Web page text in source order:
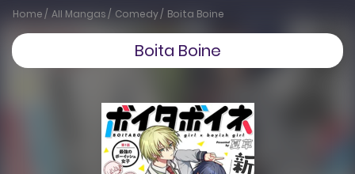
Home All Mangas Comedy Boita Boine
Boita Boine